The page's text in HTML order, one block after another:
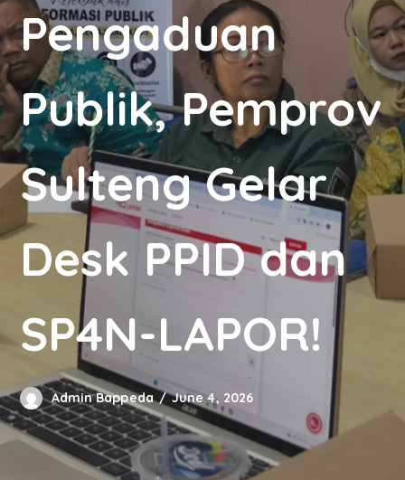
Pengaduan
Publik, Pemprov
Sulteng Gelar
Desk PPID dan
SP4N-LAPOR!
Admin Bappeda June 4, 2026